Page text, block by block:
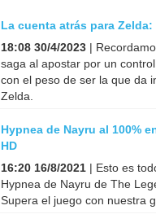
La cuenta atrás para Zelda:
18:08 30/4/2023 |
saga al apostar por un
con el peso de ser la que da
Zelda.
Hypnea de Nayru al 100%
HD
16:20 16/8/2021 | Esto es
Hypnea de Nayru de The
Supera el juego con nuestra